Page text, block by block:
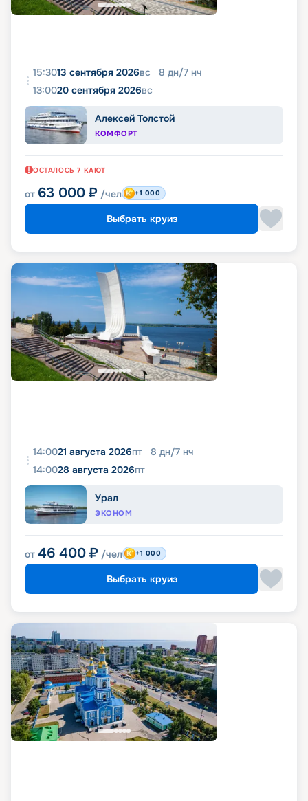
15:3013 сентября 2026вс 8 дн/7 нч
13:0020 сентября 2026вс
Алексей Толстой
КОМФОРТ
ОСТАЛОСЬ 7 КАЮТ
от 63 000 ₽ /чел +1 000
Выбрать круиз
14:0021 августа 2026пт 8 дн/7 нч
14:0028 августа 2026пт
Урал
ЭКОНОМ
от 46 400 ₽ /чел +1 000
Выбрать круиз